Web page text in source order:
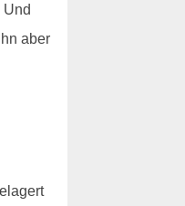
aber